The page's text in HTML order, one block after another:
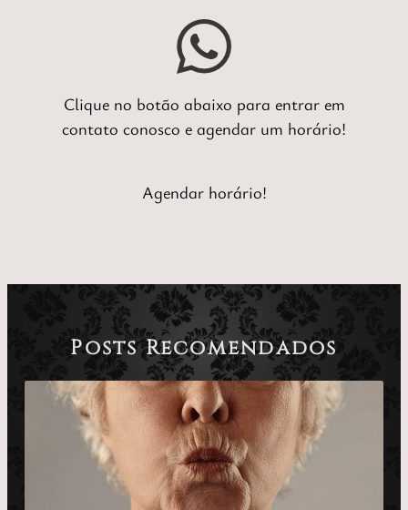
Clique no botão abaixo para entrar em
contato conosco e agendar um horário!
Agendar horário!
Posts Recomendados